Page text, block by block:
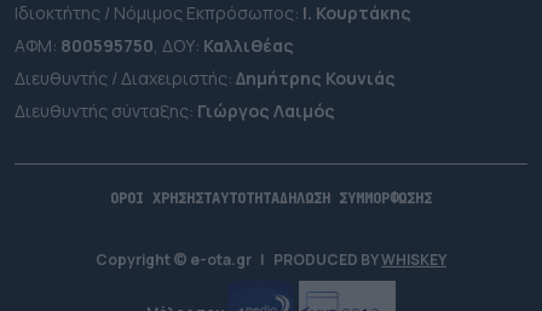
Ιδιοκτήτης / Νόμιμος Εκπρόσωπος: Ι. Κουρτάκης
ΑΦΜ: 800595750, ΔΟΥ: Καλλιθέας
Διευθυντής / Διαχειριστής: Δημήτρης Κουνιάς
Διευθυντής σύνταξης: Γιώργος Λαιμός
ΟΡΟΙ ΧΡΗΣΗΣΤΑΥΤΟΤΗΤΑΔΗΛΩΣΗ ΣΥΜΜΟΡΦΩΣΗΣ
Copyright © e-ota.gr | PRODUCED BYWHISKEY